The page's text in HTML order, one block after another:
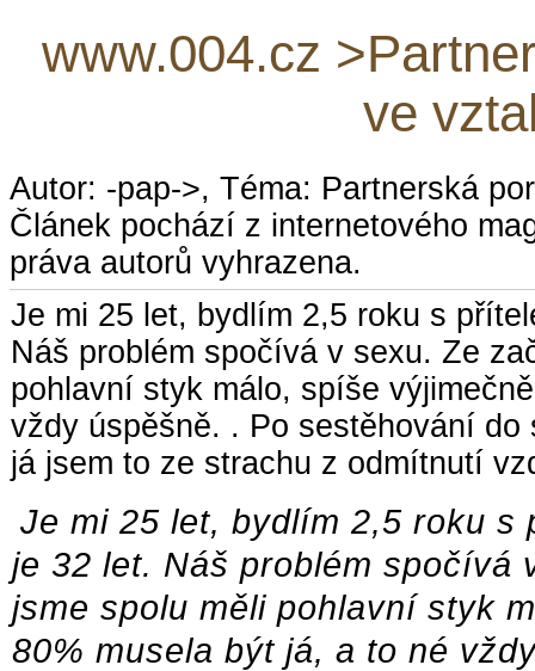
www.004.cz
ve
Autor: -pap->, Téma: Partnerská
Článek pochází z internetového
práva autorů vyhrazena.
Je mi 25 let, bydlím 2,5 roku s
Náš problém spočívá v sexu. Ze
pohlavní styk málo, spíše
vždy úspěšně. . Po sestěhování
já jsem to ze strachu z odmítnutí
Je mi 25 let, bydlím 2,5 roku s
je 32 let. Náš problém spočívá
jsme spolu měli pohlavní styk
80% musela být já, a to né